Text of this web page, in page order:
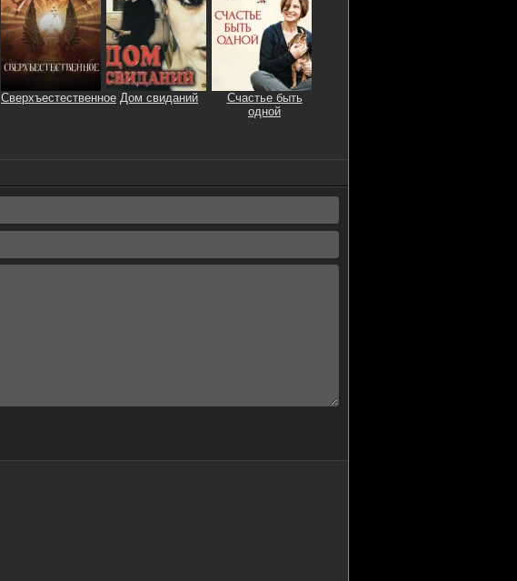
Сверхъестественное Дом свиданий
Счастье быть
одной